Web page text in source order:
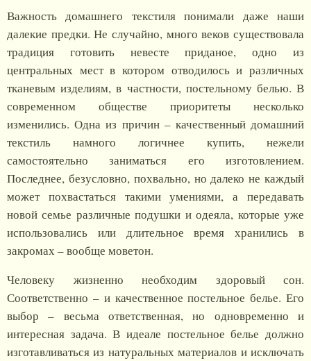
Важность домашнего текстиля понимали даже наши
далекие предки. Не случайно, много веков существовала
традиция готовить невесте приданое, одно из
центральных мест в котором отводилось и различных
тканевым изделиям, в частности, постельному белью. В
современном обществе приоритеты несколько
изменились. Одна из причин – качественный домашний
текстиль намного логичнее купить, нежели
самостоятельно заниматься его изготовлением.
Последнее, безусловно, похвально, но далеко не каждый
может похвастаться такими умениями, а передавать
новой семье различные подушки и одеяла, которые уже
использовались или длительное время хранились в
закромах – вообще моветон.
Человеку жизненно необходим здоровый сон.
Соответственно – и качественное постельное белье. Его
выбор – весьма ответственная, но одновременно и
интересная задача. В идеале постельное белье должно
изготавливаться из натуральных материалов и исключать